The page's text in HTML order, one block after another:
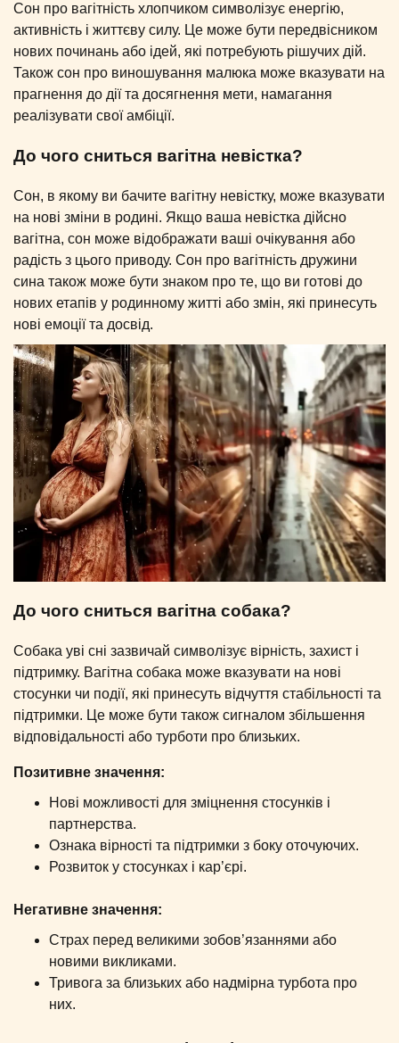
Сон про вагітність хлопчиком символізує енергію,
активність і життєву силу. Це може бути передвісником
нових починань або ідей, які потребують рішучих дій.
Також сон про виношування малюка може вказувати на
прагнення до дії та досягнення мети, намагання
реалізувати свої амбіції.
До чого сниться вагітна невістка?
Сон, в якому ви бачите вагітну невістку, може вказувати
на нові зміни в родині. Якщо ваша невістка дійсно
вагітна, сон може відображати ваші очікування або
радість з цього приводу. Сон про вагітність дружини
сина також може бути знаком про те, що ви готові до
нових етапів у родинному житті або змін, які принесуть
нові емоції та досвід.
До чого сниться вагітна собака?
Собака уві сні зазвичай символізує вірність, захист і
підтримку. Вагітна собака може вказувати на нові
стосунки чи події, які принесуть відчуття стабільності та
підтримки. Це може бути також сигналом збільшення
відповідальності або турботи про близьких.
Позитивне значення:
Нові можливості для зміцнення стосунків і
партнерства.
Ознака вірності та підтримки з боку оточуючих.
Розвиток у стосунках і кар’єрі.
Негативне значення:
Страх перед великими зобов’язаннями або
новими викликами.
Тривога за близьких або надмірна турбота про
них.